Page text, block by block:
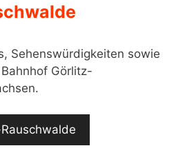
Sehenswürdigkeiten sowie
Görlitz-